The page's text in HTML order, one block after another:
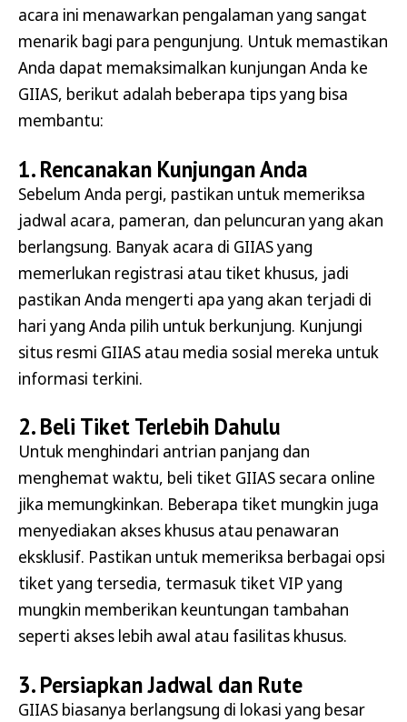
acara ini menawarkan pengalaman yang sangat
menarik bagi para pengunjung. Untuk memastikan
Anda dapat memaksimalkan kunjungan Anda ke
GIIAS, berikut adalah beberapa tips yang bisa
membantu:
1. Rencanakan Kunjungan Anda
Sebelum Anda pergi, pastikan untuk memeriksa
jadwal acara, pameran, dan peluncuran yang akan
berlangsung. Banyak acara di GIIAS yang
memerlukan registrasi atau tiket khusus, jadi
pastikan Anda mengerti apa yang akan terjadi di
hari yang Anda pilih untuk berkunjung. Kunjungi
situs resmi GIIAS atau media sosial mereka untuk
informasi terkini.
2. Beli Tiket Terlebih Dahulu
Untuk menghindari antrian panjang dan
menghemat waktu, beli tiket GIIAS secara online
jika memungkinkan. Beberapa tiket mungkin juga
menyediakan akses khusus atau penawaran
eksklusif. Pastikan untuk memeriksa berbagai opsi
tiket yang tersedia, termasuk tiket VIP yang
mungkin memberikan keuntungan tambahan
seperti akses lebih awal atau fasilitas khusus.
3. Persiapkan Jadwal dan Rute
GIIAS biasanya berlangsung di lokasi yang besar